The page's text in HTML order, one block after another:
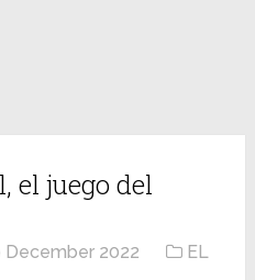
el juego del
December 2022
EL